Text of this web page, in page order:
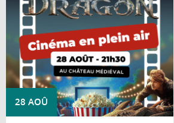
28 AOÛ
à 21h30, au château médiéval